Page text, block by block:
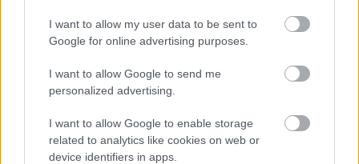
I want to allow my user data to be sent to
Google for online advertising purposes.
I want to allow Google to send me
personalized advertising.
I want to allow Google to enable storage
related to analytics like cookies on web or
device identifiers in apps.
LÉTEZIK GYÓGYÍTÓ MÚZEUM?!